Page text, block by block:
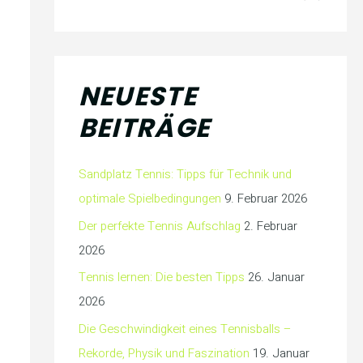
NEUESTE
BEITRÄGE
Sandplatz Tennis: Tipps für Technik und
optimale Spielbedingungen 9. Februar 2026
Der perfekte Tennis Aufschlag 2. Februar
2026
Tennis lernen: Die besten Tipps 26. Januar
2026
Die Geschwindigkeit eines Tennisballs –
Rekorde, Physik und Faszination 19. Januar